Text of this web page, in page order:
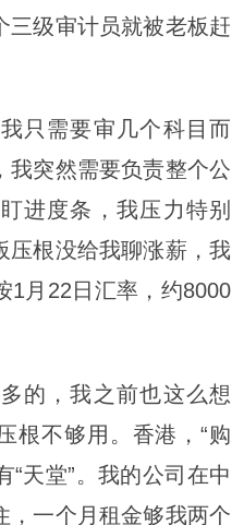
三级审计员就被老板赶
只需要审几个科目而
我突然需要负责整个公
进度条，我压力特别
压根没给我聊涨薪，我
1月22日汇率，约8000
的，我之前也这么想
根不够用。香港，“购
“天堂”。我的公司在中
，一个月租金够我两个